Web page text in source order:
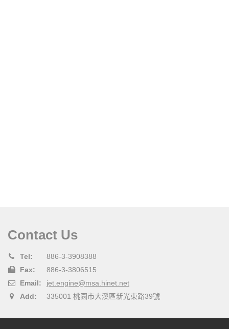
Contact Us
Tel:
886-3-3908388
Fax:
886-3-3806515
Email:
jet.engine@msa.hinet.net
Add:
335001 桃園市大溪區新光東路39號